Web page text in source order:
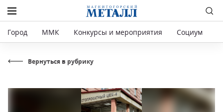
Город ММК Конкурсы и мероприятия Социум
Вернуться в рубрику